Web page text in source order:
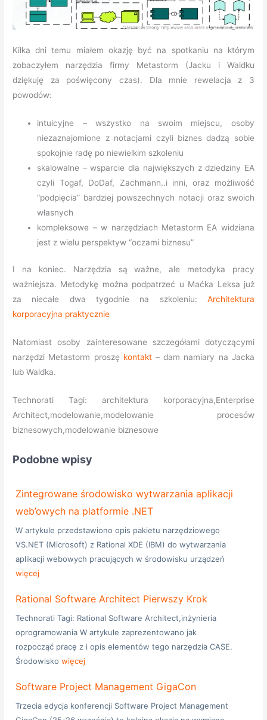
Kilka dni temu miałem okazję być na spotkaniu na którym
zobaczyłem narzędzia firmy Metastorm (Jacku i Waldku
dziękuję za poświęcony czas). Dla mnie rewelacja z 3
powodów:
intuicyjne – wszystko na swoim miejscu, osoby
niezaznajomione z notacjami czyli biznes dadzą sobie
spokojnie radę po niewielkim szkoleniu
skalowalne – wsparcie dla największych z dziedziny EA
czyli Togaf, DoDaf, Zachmann..i inni, oraz możliwość
“podpięcia” bardziej powszechnych notacji oraz swoich
własnych
kompleksowe – w narzędziach Metastorm EA widziana
jest z wielu perspektyw “oczami biznesu”
I na koniec. Narzędzia są ważne, ale metodyka pracy
ważniejsza. Metodykę można podpatrzeć u Maćka Leksa już
za niecałe dwa tygodnie na szkoleniu: Architektura
korporacyjna praktycznie
Natomiast osoby zainteresowane szczegółami dotyczącymi
narzędzi Metastorm proszę kontakt– dam namiary na Jacka
lub Waldka.
Technorati Tagi: architektura korporacyjna,Enterprise
Architect,modelowanie,modelowanie procesów
biznesowych,modelowanie biznesowe
Podobne wpisy
Zintegrowane środowisko wytwarzania aplikacji
web’owych na platformie .NET
W artykule przedstawiono opis pakietu narzędziowego
VS.NET (Microsoft) z Rational XDE (IBM) do wytwarzania
aplikacji webowych pracujących w środowisku urządzeń
więcej
Rational Software Architect Pierwszy Krok
Technorati Tagi: Rational Software Architect,inżynieria
oprogramowania W artykule zaprezentowano jak
rozpocząć pracę z i opis elementów tego narzędzia CASE.
Środowiskowięcej
Software Project Management GigaCon
Trzecia edycja konferencji Software Project Management